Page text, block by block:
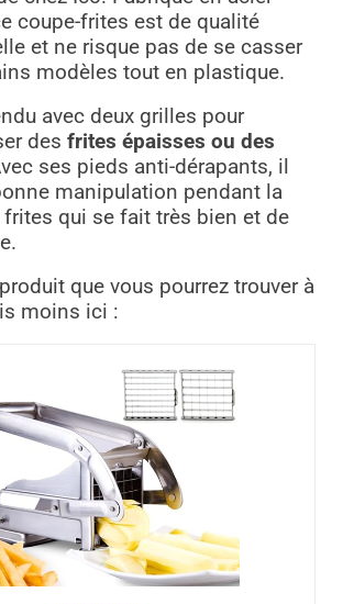
coupe-frites est de qualité
et ne risque pas de se casser
modèles tout en plastique.
avec deux grilles pour
des frites épaisses ou des
ses pieds anti-dérapants, il
manipulation pendant la
frites qui se fait très bien et de
que vous pourrez trouver à
moins ici :